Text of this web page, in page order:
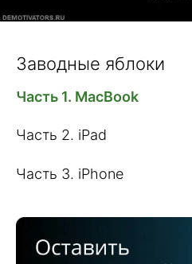
Заводные яблоки
Часть 1. MacBook
Часть 2. iPad
Часть 3. iPhone